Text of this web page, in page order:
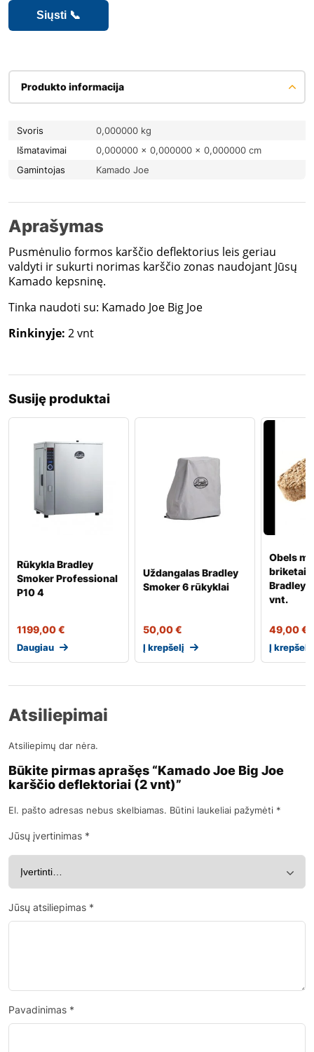
Produkto informacija
Svoris
0,000000 kg
Išmatavimai
0,000000 × 0,000000 × 0,000000 cm
Gamintojas
Kamado Joe
Aprašymas
Pusmėnulio formos karščio deflektorius leis geriau
valdyti ir sukurti norimas karščio zonas naudojant Jūsų
Kamado kepsninę.
Tinka naudoti su: Kamado Joe Big Joe
Rinkinyje: 2 vnt
Susiję produktai
Rūkykla Bradley
Smoker Professional
P10 4
1199,00€
Daugiau
Uždangalas Bradley
Smoker 6 rūkyklai
50,00€
Į krepšelį
Obels
briketai
Bradley
vnt.
49,00€
Į krepšelį
Atsiliepimai
Atsiliepimų dar nėra.
Būkite pirmas aprašęs “Kamado Joe Big Joe
karščio deflektoriai (2 vnt)”
El. pašto adresas nebus skelbiamas. Būtini laukeliai pažymėti *
Jūsų įvertinimas *
Jūsų atsiliepimas *
Pavadinimas *